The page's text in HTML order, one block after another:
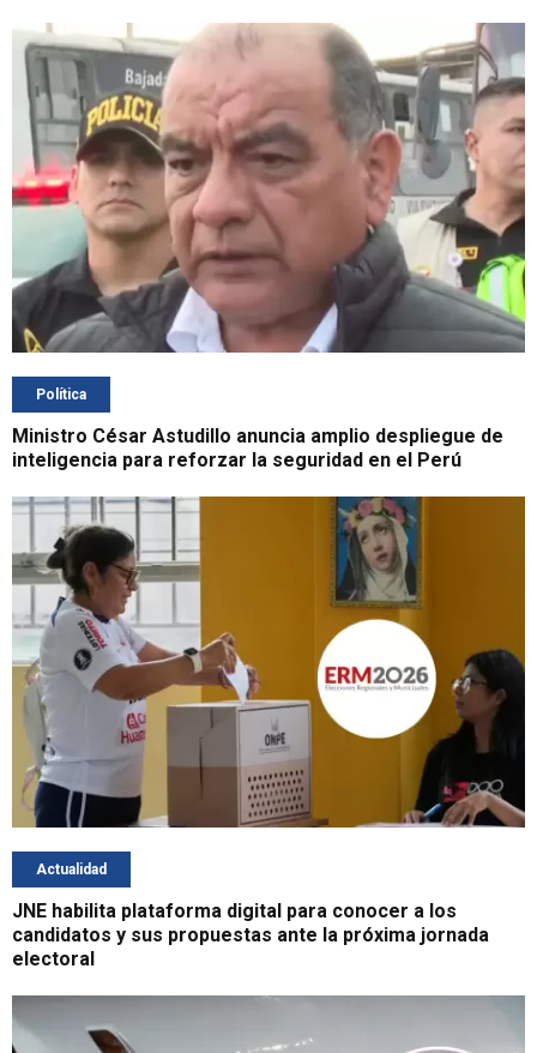
Política
Ministro César Astudillo anuncia amplio despliegue de
inteligencia para reforzar la seguridad en el Perú
Actualidad
JNE habilita plataforma digital para conocer a los
candidatos y sus propuestas ante la próxima jornada
electoral